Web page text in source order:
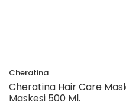
Cheratina
Cheratina Hair Care
Maskesi 500 Ml.